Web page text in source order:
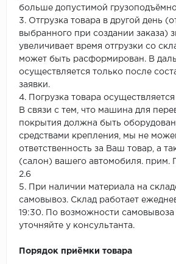
больше допустимой
3. Отгрузка товара в другой день
выбранного при создании заказа)
увеличивает время отгрузки со
может быть расформирован. В
осуществляется только после
заявки.
4. Погрузка товара
В связи с тем, что машина для
покрытия должна быть
средствами крепления, мы не
ответственность за Ваш товар, а
(салон) вашего автомобиля. прим.
2.6
5. При наличии материала на
самовывоз. Склад работает
19:30. По возможности самовывоза
уточняйте у консультанта.
Порядок приёмки товара